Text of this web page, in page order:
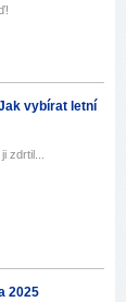
vybírat letní
zdrtil...
2025